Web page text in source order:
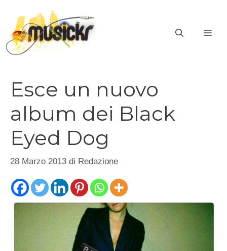
contenuto
Esce un nuovo
album dei Black
Eyed Dog
28 Marzo 2013 di Redazione